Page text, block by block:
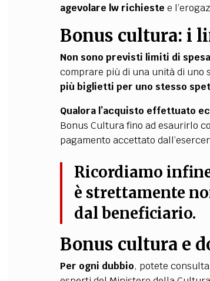
agevolare lw richieste e
Bonus cultura: i
Non sono previsti limiti di
comprare più di una unità di uno
più biglietti per uno stesso
Qualora l’acquisto effettuato
Bonus Cultura fino ad esaurirlo
pagamento accettato
Ricordiamo
è strettamente
dal beneficiario.
Bonus cultura e
Per ogni dubbio, potete